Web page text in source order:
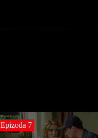
Epizoda 7